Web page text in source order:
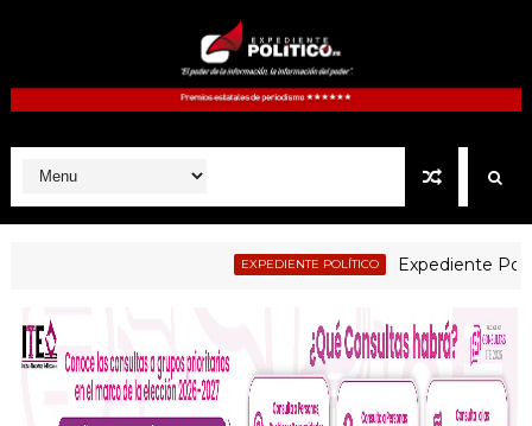
EXPEDIENTE POLÍTICO Expediente